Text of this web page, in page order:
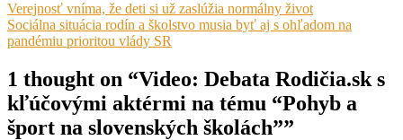
Verejnosť vníma, že deti si už zaslúžia normálny život
Sociálna situácia rodín a školstvo musia byť aj s ohľadom na
pandémiu prioritou vlády SR
1 thought on “Video: Debata Rodičia.sk s
kľúčovými aktérmi na tému “Pohyb a
šport na slovenských školách””